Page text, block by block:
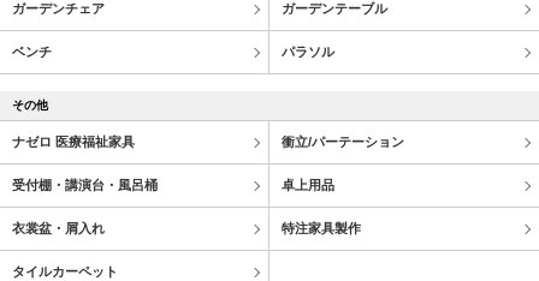
ガーデンチェア ガーデンテーブル
ベンチ パラソル
その他
ナゼロ 医療福祉家具 衝立/パーテーション
受付棚・講演台・風呂桶 卓上用品
衣裳盆・屑入れ 特注家具製作
タイルカーペット